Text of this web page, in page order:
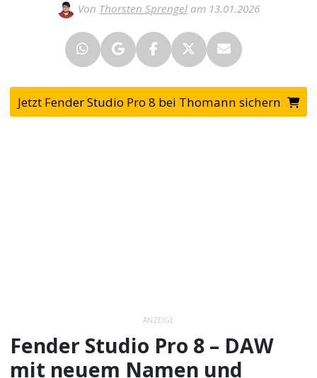
Von Thorsten Sprengel am 13.01.2026
Jetzt Fender Studio Pro 8 bei Thomann sichern
ANZEIGE
Fender Studio Pro 8 – DAW
mit neuem Namen und